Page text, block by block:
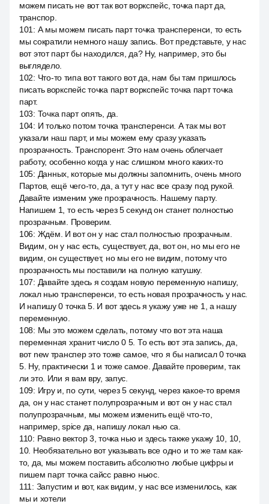
можем писать не вот так вот воркспейс, точка парт да,
транспор.
101 : А мы можем писать парт точка трансперенси, то есть
мы сократили немного нашу запись. Вот представьте, у нас
вот этот парт бы находился, да? Ну, например, это бы
выглядело.
102: Что-то типа вот такого вот да, нам бы там пришлось
писать воркспейс точка парт воркспейс точка парт точка
парт.
103: Точка парт опять, да.
104: И только потом точка трансперенси. А так мы вот
указали наш парт, и мы можем ему сразу указать
прозрачность. Транспорент. Это нам очень облегчает
работу, особенно когда у нас слишком много каких-то
105: Данных, которые мы должны запомнить, очень много
Партов, ещё чего-то, да, а тут у нас все сразу под рукой.
Давайте изменим уже прозрачность. Нашему парту.
Напишем 1, то есть через 5 секунд он станет полностью
прозрачным. Проверим.
106: Ждём. И вот он у нас стал полностью прозрачным.
Видим, он у нас есть, существует, да, вот он, но мы его не
видим, он существует, но мы его не видим, потому что
прозрачность мы поставили на полную катушку.
107: Давайте здесь я создам новую переменную напишу,
локал нью трансперенси, то есть новая прозрачность у нас.
И напишу 0 точка 5. И вот здесь я укажу уже не 1, а нашу
переменную.
108: Мы это можем сделать, потому что вот эта наша
переменная хранит число 0 5. То есть вот эта запись, да,
вот new транспер это тоже самое, что я бы написал 0 точка
5. Ну, практически 1 и тоже самое. Давайте проверим, так
ли это. Или я вам вру, запус.
109: Игру и, по сути, через 5 секунд, через какое-то время
да, он у нас станет полупрозрачным и вот он у нас стал
полупрозрачным, мы можем изменить ещё что-то,
например, spice да, напишу локал нью са.
110: Равно вектор 3, точка нью и здесь также укажу 10, 10,
10. Необязательно вот указывать все одно и то же там как-
то, да, мы можем поставить абсолютно любые цифры и
пишем парт точка сайсс равно ньюс.
111 : Запустим и вот, как видим, у нас все изменилось, как
мы и хотели